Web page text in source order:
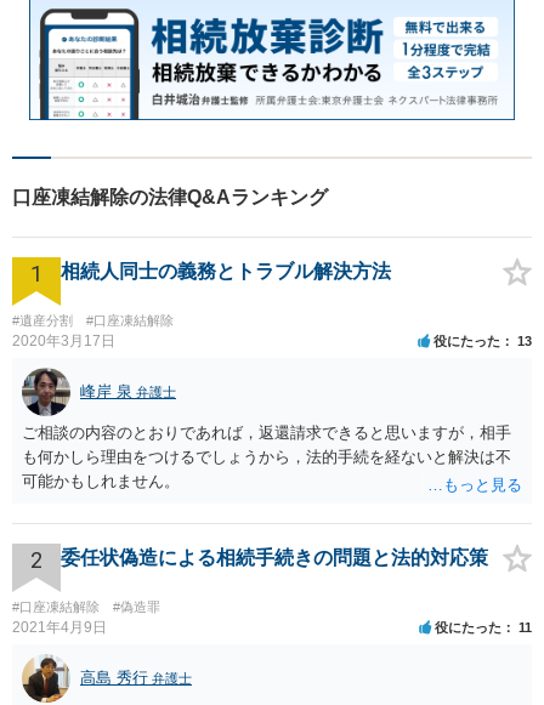
口座凍結解除の法律Q&Aランキング
1 相続人同士の義務とトラブル解決方法
#遺産分割 #口座凍結解除
2020年3月17日 役にたった 13
峰岸 泉 弁護士
ご相談の内容のとおりであれば，返還請求できると思いますが，相手
も何かしら理由をつけるでしょうから，法的手続を経ないと解決は不
可能かもしれません。
2 委任状偽造による相続手続きの問題と法的対応策
#口座凍結解除 #偽造罪
2021年4月9日 役にたった 11
高島 秀行 弁護士